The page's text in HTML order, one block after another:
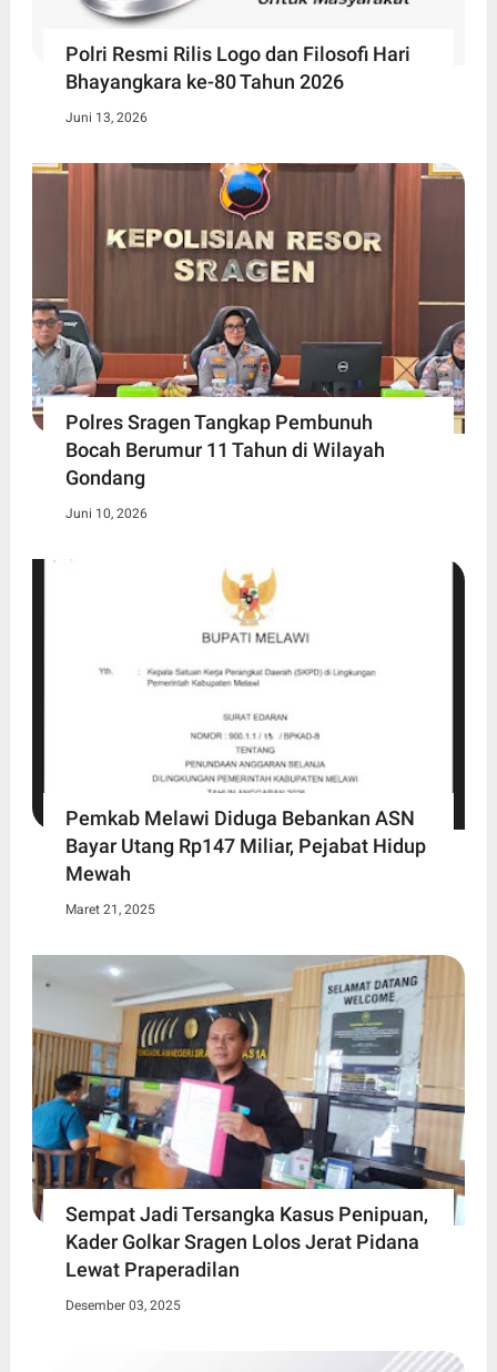
Polri Resmi Rilis Logo dan Filosofi Hari
Bhayangkara ke-80 Tahun 2026
Juni 13, 2026
Polres Sragen Tangkap Pembunuh
Bocah Berumur 11 Tahun di Wilayah
Gondang
Juni 10, 2026
Pemkab Melawi Diduga Bebankan ASN
Bayar Utang Rp147 Miliar, Pejabat Hidup
Mewah
Maret 21, 2025
Sempat Jadi Tersangka Kasus Penipuan,
Kader Golkar Sragen Lolos Jerat Pidana
Lewat Praperadilan
Desember 03, 2025